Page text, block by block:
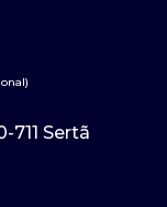
711 Sertã